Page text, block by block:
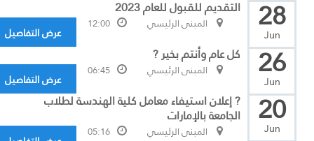
28
Jun
التقديم للقبول للعام 2023
المبنى الرئيسي 12:00
عرض التفاصيل
26
Jun
كل عام وأنتم بخير ?
المبنى الرئيسي 06:45
عرض التفاصيل
20
Jun
? إعلان استيفاء معامل كلية الهندسة لطلاب
الجامعة بالإمارات
المبنى الرئيسي 05:16